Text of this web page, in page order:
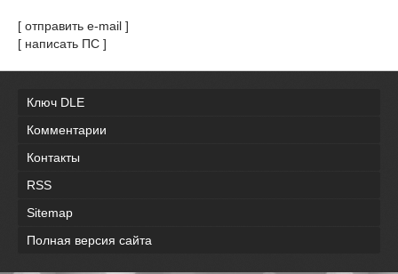
[ отправить e-mail ]
[ написать ПС ]
Ключ DLE
Комментарии
Контакты
RSS
Sitemap
Полная версия сайта